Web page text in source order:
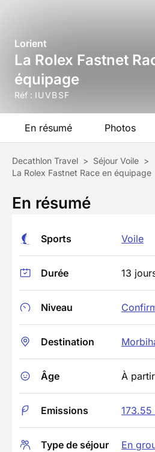
Lorient
La Rolex Fastnet
équipage
Réf : IUVBSF
En résumé Photos
Decathlon Travel > Séjour Voile >
La Rolex Fastnet Race en équipage
En résumé
Sports Voile
Durée 13
Niveau
Destination
Âge À
Emissions 173.55
Type de séjour En